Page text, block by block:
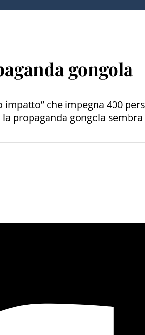
gongola
che impegna 400
propaganda gongola